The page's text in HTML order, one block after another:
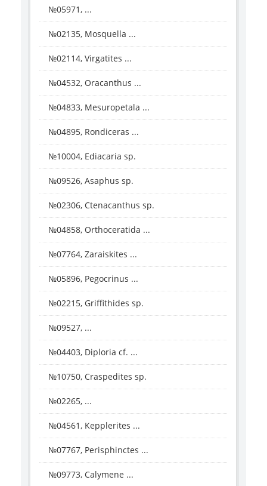
№05971, ...
№02135, Mosquella ...
№02114, Virgatites ...
№04532, Oracanthus ...
№04833, Mesuropetala ...
№04895, Rondiceras ...
№10004, Ediacaria sp.
№09526, Asaphus sp.
№02306, Ctenacanthus sp.
№04858, Orthoceratida ...
№07764, Zaraiskites ...
№05896, Pegocrinus ...
№02215, Griffithides sp.
№09527, ...
№04403, Diploria cf. ...
№10750, Craspedites sp.
№02265, ...
№04561, Kepplerites ...
№07767, Perisphinctes ...
№09773, Calymene ...